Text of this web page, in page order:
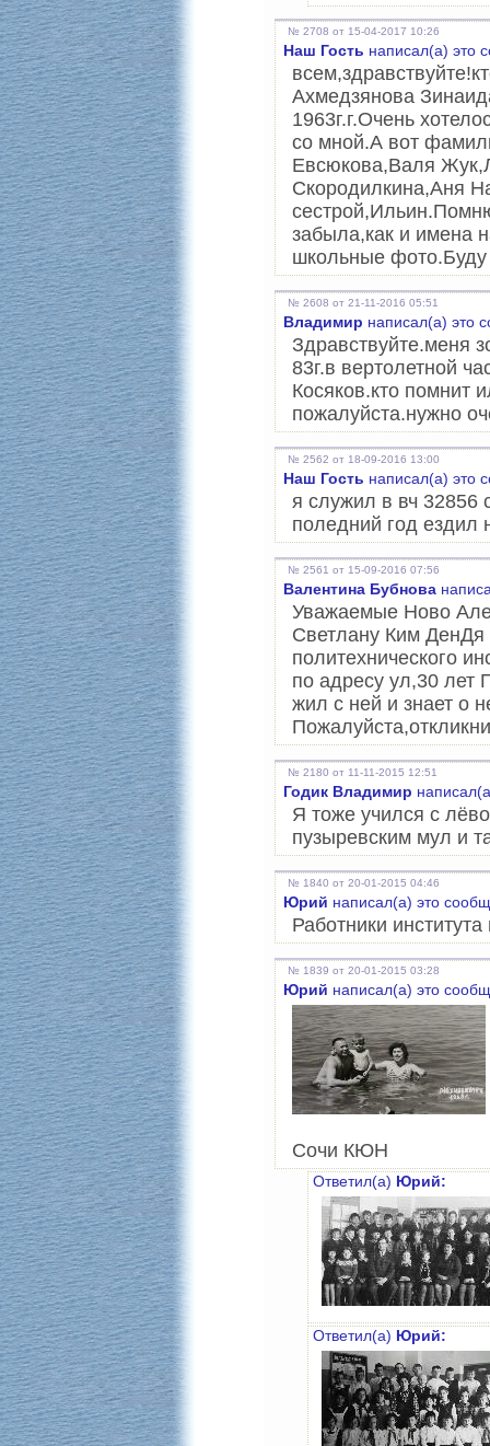
№ 2708 от 15-04-2017 10:26
Наш Гость написал(а) это
Ахмедзянова
1963г.г.Очень
со мной.А вот
Евсюкова,Валя
Скородилкина,Аня
забыла,как и имена
школьные фото.Буду
№ 2608 от 21-11-2016 05:51
Владимир написал(а) это
Здравствуйте.меня
83г.в вертолетной
Косяков.кто помнит
пожалуйста.нужно
№ 2562 от 18-09-2016 13:00
Наш Гость написал(а) это
я служил в вч 32856
поледний год ездил
№ 2561 от 15-09-2016 07:56
Валентина Бубнова
Уважаемые Ново
Светлану Ким ДенДя
политехнического
по адресу ул,30 лет
жил с ней и знает о
№ 2180 от 11-11-2015 12:51
Годик Владимир
Я тоже учился с
пузыревским мул и
№ 1840 от 20-01-2015 04:46
Юрий написал(а) это
Работники
№ 1839 от 20-01-2015 03:28
Юрий написал(а) это
Сочи КЮН
Ответил(а) Юрий:
Ответил(а) Юрий: